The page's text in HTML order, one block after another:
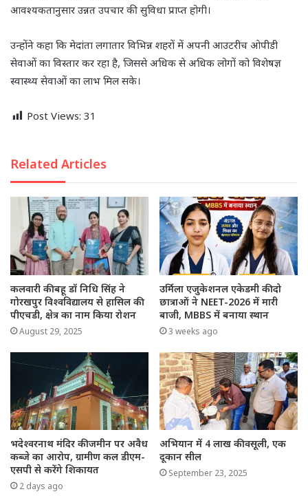
आवश्यकतानुसार उन्नत उपचार की सुविधा प्राप्त होगी।
उन्होंने कहा कि मेदांता लगातार विभिन्न शहरों में अपनी आउटरीच ओपीडी
सेवाओं का विस्तार कर रहा है, जिससे अधिक से अधिक लोगों को विशेषज्ञ
स्वास्थ्य सेवाओं का लाभ मिल सके।
Post Views: 31
Related Articles
कलवारी की बहू डॉ निधि सिंह ने
गोरखपुर विश्वविद्यालय से हासिल की
पीएचडी, क्षेत्र का नाम किया रोशन
August 29, 2025
उर्मिला एजुकेशनल एकेडमी की दो
छात्राओं ने NEET-2026 में मारी
बाजी, MBBS में बनाया स्थान
3 weeks ago
भदेश्वरनाथ मंदिर की जमीन पर अवैध
कब्जे का आरोप, ग्रामीण कल डीएम-
एसपी से करेंगे शिकायत
2 days ago
अभियान में 4 लाख की वसूली, एक
दूकान सील
September 23, 2025